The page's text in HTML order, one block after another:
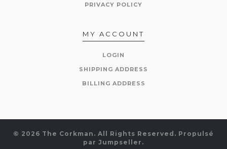
PRIVACY POLICY
MY ACCOUNT
LOGIN
SHIPPING ADDRESS
BILLING ADDRESS
© 2026 The Corkman. All Rights Reserved. Propulsé
par Jumpseller .